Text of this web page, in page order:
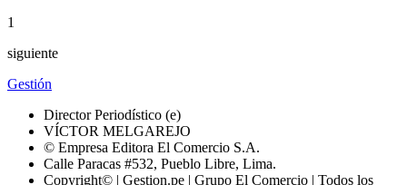
1
siguiente
Gestión
Director Periodístico (e)
VÍCTOR MELGAREJO
© Empresa Editora El Comercio S.A.
Calle Paracas #532, Pueblo Libre, Lima.
Copyright© | Gestion.pe | Grupo El Comercio | Todos los